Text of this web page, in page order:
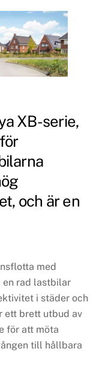
XB-serie,
och är en
med
en rad lastbilar
i städer och
ett brett utbud av
för att möta
till hållbara